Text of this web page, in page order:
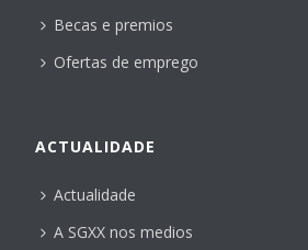
Becas e premios
Ofertas de emprego
ACTUALIDADE
Actualidade
A SGXX nos medios